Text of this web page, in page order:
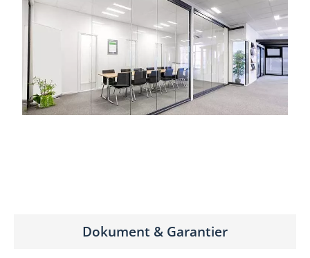
Dokument & Garantier